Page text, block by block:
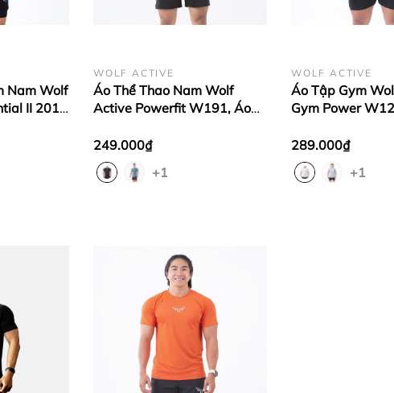
Nam Wolf
II 201,
WOLF ACTIVE
Áo Thể Thao Nam Wolf
Active Powerfit W191, Áo
Mềm Mịn, Thấm Hút Mồ Hôi
Tốt
249.000₫
+1
WOLF ACTIVE
Áo Tập Gym
Gym Power
Co Giãn 4 Chiều,
289.000₫
+1